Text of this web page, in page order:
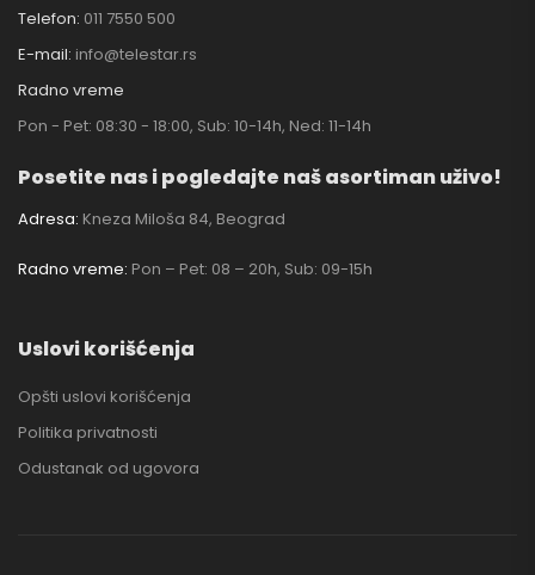
Telefon: 011 7550 500
E-mail: info@telestar.rs
Radno vreme
Pon - Pet: 08:30 - 18:00, Sub: 10-14h, Ned: 11-14h
Posetite nas i pogledajte naš asortiman uživo!
Adresa: Kneza Miloša 84, Beograd
Radno vreme: Pon – Pet: 08 – 20h, Sub: 09-15h
Uslovi korišćenja
Opšti uslovi korišćenja
Politika privatnosti
Odustanak od ugovora